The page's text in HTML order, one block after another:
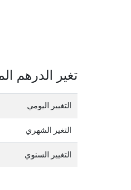
تغير الدرهم
التغيير اليومي
التغير الشهري
التغيير السنوي